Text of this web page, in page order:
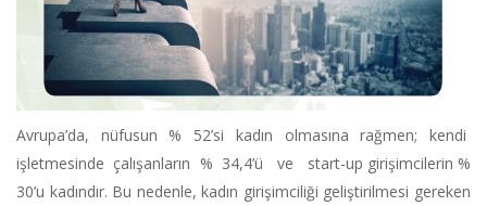
Avrupa’da, nüfusun % 52’si kadın olmasına rağmen; kendi
işletmesinde çalışanların % 34,4’ü ve start-up girişimcilerin %
30’u kadındır. Bu nedenle, kadın girişimciliği geliştirilmesi gereken